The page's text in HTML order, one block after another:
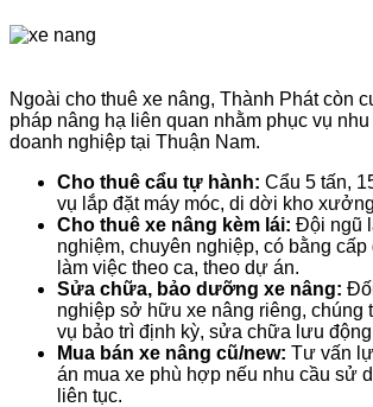
Ngoài cho thuê xe nâng, Thành Phát còn
pháp nâng hạ liên quan nhằm phục vụ
doanh nghiệp tại Thuận Nam.
Cho thuê cẩu tự hành: Cẩu 5 tấn,
vụ lắp đặt máy móc, di dời kho
Cho thuê xe nâng kèm lái: Đội ngũ
nghiệm, chuyên nghiệp, có bằng cấp
làm việc theo ca, theo dự án.
Sửa chữa, bảo dưỡng xe nâng:
nghiệp sở hữu xe nâng riêng, chúng
vụ bảo trì định kỳ, sửa chữa lưu
Mua bán xe nâng cũ/new: Tư vấn
án mua xe phù hợp nếu nhu cầu sử
liên tục.